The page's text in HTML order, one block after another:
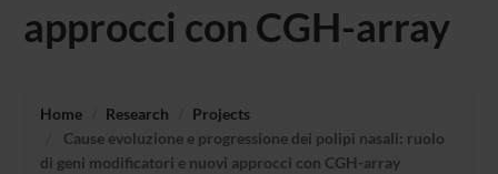
approcci con CGH-array
Home Research
Projects
Cause evoluzione e progressione dei polipi nasali: ruolo
di geni modificatori e nuovi approcci con CGH-array